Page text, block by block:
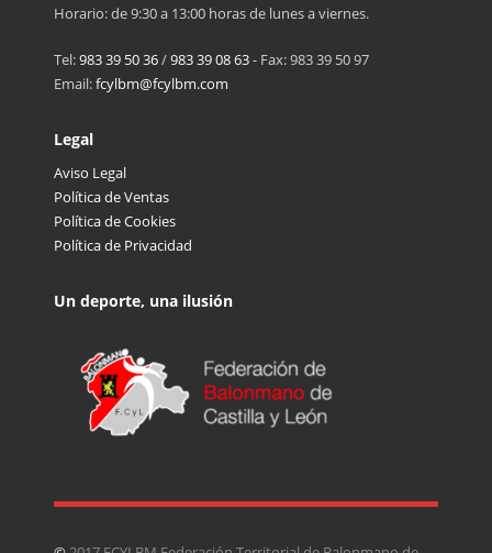
Horario: de 9:30 a 13:00 horas de lunes a viernes.
Tel:983 39 50 36/983 39 08 63- Fax: 983 39 50 97
Email:fcylbm@fcylbm.com
Legal
Aviso Legal
Política de Ventas
Política de Cookies
Política de Privacidad
Un deporte, una ilusión